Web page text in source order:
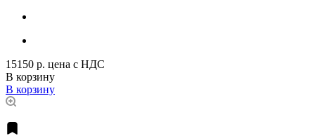
15150 р. цена с НДС
В корзину
В корзину